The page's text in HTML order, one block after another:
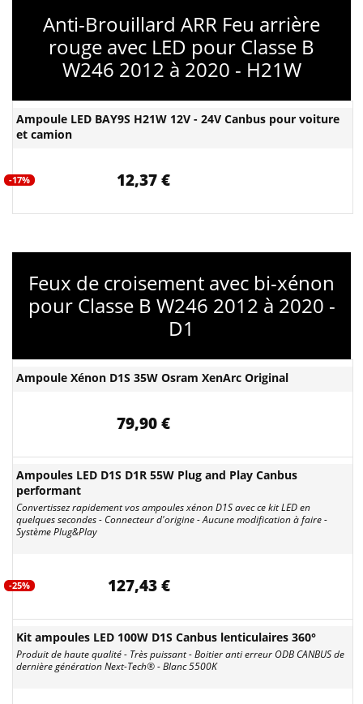
Anti-Brouillard ARR Feu arrière
rouge avec LED pour Classe B
W246 2012 à 2020 - H21W
Ampoule LED BAY9S H21W 12V - 24V Canbus pour voiture
et camion
-17% 12,37 €
Feux de croisement avec bi-xénon
pour Classe B W246 2012 à 2020 -
D1
Ampoule Xénon D1S 35W Osram XenArc Original
79,90 €
Ampoules LED D1S D1R 55W Plug and Play Canbus
performant
Convertissez rapidement vos ampoules xénon D1S avec ce kit LED en
quelques secondes - Connecteur d'origine - Aucune modification à faire -
Système Plug&Play
-25% 127,43 €
Kit ampoules LED 100W D1S Canbus lenticulaires 360°
Produit de haute qualité - Très puissant - Boitier anti erreur ODB CANBUS de
dernière génération Next-Tech® - Blanc 5500K